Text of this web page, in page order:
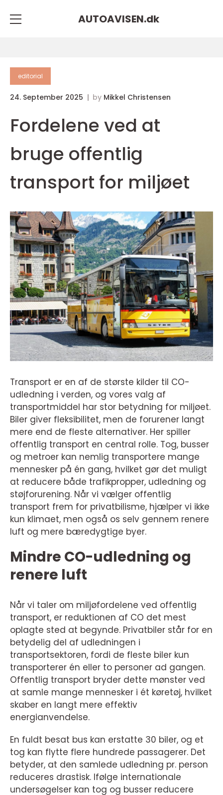
AUTOAVISEN.dk
editorial
24. September 2025 by Mikkel Christensen
Fordelene ved at
bruge offentlig
transport for miljøet
Transport er en af de største kilder til CO-
udledning i verden, og vores valg af
transportmiddel har stor betydning for miljøet.
Biler giver fleksibilitet, men de forurener langt
mere end de fleste alternativer. Her spiller
offentlig transport en central rolle. Tog, busser
og metroer kan nemlig transportere mange
mennesker på én gang, hvilket gør det muligt
at reducere både trafikpropper, udledning og
støjforurening. Når vi vælger offentlig
transport frem for privatbilisme, hjælper vi ikke
kun klimaet, men også os selv gennem renere
luft og mere bæredygtige byer.
Mindre CO-udledning og
renere luft
Når vi taler om miljøfordelene ved offentlig
transport, er reduktionen af CO det mest
oplagte sted at begynde. Privatbiler står for en
betydelig del af udledningen i
transportsektoren, fordi de fleste biler kun
transporterer én eller to personer ad gangen.
Offentlig transport bryder dette mønster ved
at samle mange mennesker i ét køretøj, hvilket
skaber en langt mere effektiv
energianvendelse.
En fuldt besat bus kan erstatte 30 biler, og et
tog kan flytte flere hundrede passagerer. Det
betyder, at den samlede udledning pr. person
reduceres drastisk. Ifølge internationale
undersøgelser kan tog og busser reducere